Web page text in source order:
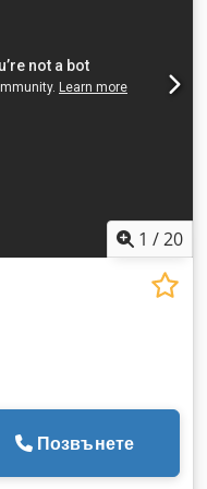
1 /20
Позвънете